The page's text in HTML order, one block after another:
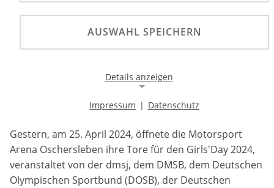
Präsentationen und Besichtigungen bis hin zu
Gesprächen mit Fachleuten. Dabei wurden sie von
unterstützt, um das Interesse und die Beteiligung
von Frauen im Motorsport zu fördern.
Gestern, am 25. April 2024, öffnete die Motorsport
Arena Oschersleben ihre Tore für den Girls'Day 2024,
veranstaltet von der dmsj, dem DMSB, dem Deutschen
Olympischen Sportbund (DOSB), der Deutschen
AUSWAHL SPEICHERN
Details anzeigen
Notwendige Cookies ermöglichen die Kernfunktionalität
einer Website. Sie helfen dabei, die Website nutzbar zu
machen, indem sie grundlegende Funktionen
ermöglichen. Ohne diese Cookies kann die Website nicht
richtig funktionieren.
Impressum | Datenschutz